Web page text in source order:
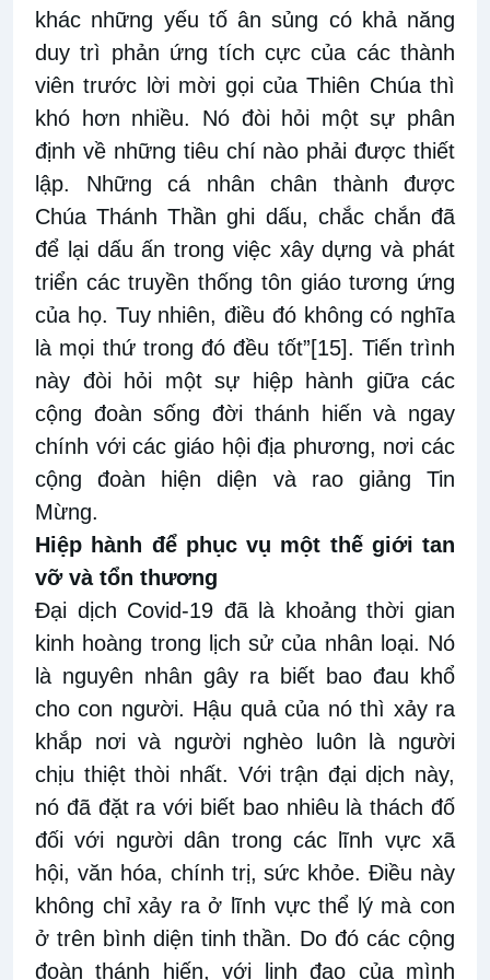
khác những yếu tố ân sủng có khả năng
duy trì phản ứng tích cực của các thành
viên trước lời mời gọi của Thiên Chúa thì
khó hơn nhiều. Nó đòi hỏi một sự phân
định về những tiêu chí nào phải được thiết
lập. Những cá nhân chân thành được
Chúa Thánh Thần ghi dấu, chắc chắn đã
để lại dấu ấn trong việc xây dựng và phát
triển các truyền thống tôn giáo tương ứng
của họ. Tuy nhiên, điều đó không có nghĩa
là mọi thứ trong đó đều tốt”[15]. Tiến trình
này đòi hỏi một sự hiệp hành giữa các
cộng đoàn sống đời thánh hiến và ngay
chính với các giáo hội địa phương, nơi các
cộng đoàn hiện diện và rao giảng Tin
Mừng.
Hiệp hành để phục vụ một thế giới tan
vỡ và tổn thương
Đại dịch Covid-19 đã là khoảng thời gian
kinh hoàng trong lịch sử của nhân loại. Nó
là nguyên nhân gây ra biết bao đau khổ
cho con người. Hậu quả của nó thì xảy ra
khắp nơi và người nghèo luôn là người
chịu thiệt thòi nhất. Với trận đại dịch này,
nó đã đặt ra với biết bao nhiêu là thách đố
đối với người dân trong các lĩnh vực xã
hội, văn hóa, chính trị, sức khỏe. Điều này
không chỉ xảy ra ở lĩnh vực thể lý mà con
ở trên bình diện tinh thần. Do đó các cộng
đoàn thánh hiến, với linh đạo của mình